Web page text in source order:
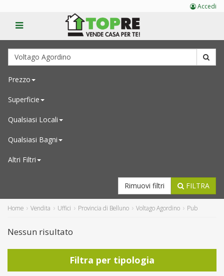
Prezzo
Superficie
Qualsiasi Locali
Qualsiasi Bagni
Altri Filtri
FILTRA
Rimuovi filtri
Home Vendita Uffici Provincia di Belluno Voltago Agordino Pub
Nessun risultato
Filtra per tipologia
Accedi